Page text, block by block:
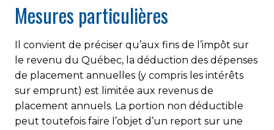
Mesures particulières
Il convient de préciser qu’aux fins de l’impôt sur
le revenu du Québec, la déduction des dépenses
de placement annuelles (y compris les intérêts
sur emprunt) est limitée aux revenus de
placement annuels. La portion non déductible
peut toutefois faire l’objet d’un report sur une